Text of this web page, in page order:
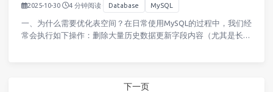
2025-10-30· 4 分钟阅读· Database MySQL
一、为什么需要优化表空间？在日常使用MySQL的过程中，我们经
常会执行如下操作：删除大量历史数据更新字段内容（尤其是长文
下一页